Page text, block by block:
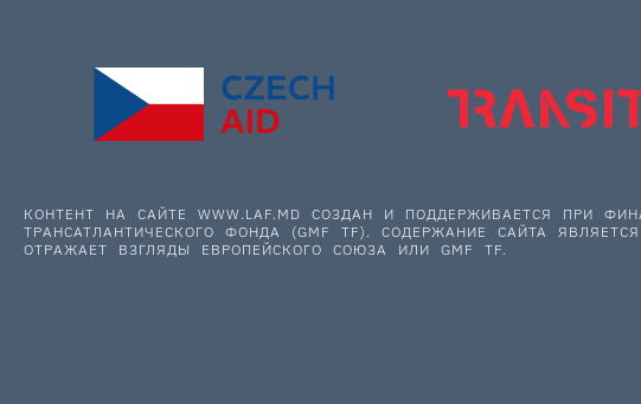
КОНТЕНТ НА САЙТЕ WWW.LAF.MD СОЗДАН И ПОДДЕРЖИВАЕТСЯ
ТРАНСАТЛАНТИЧЕСКОГО ФОНДА (GMF TF). СОДЕРЖАНИЕ САЙТА
ОТРАЖАЕТ ВЗГЛЯДЫ ЕВРОПЕЙСКОГО СОЮЗА ИЛИ GMF TF.